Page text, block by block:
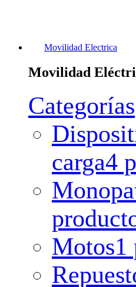
Movilidad Electrica
Movilidad
Categorías
carga4
Motos1